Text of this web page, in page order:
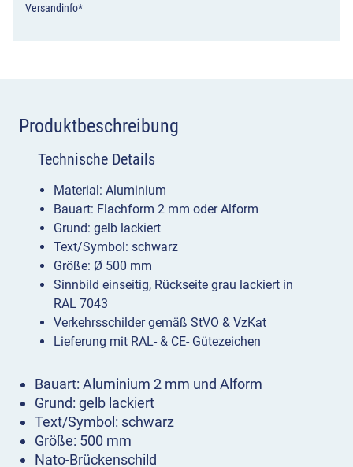
Versandinfo*
Produktbeschreibung
Bauart: Aluminium 2 mm und Alform
Grund: gelb lackiert
Text/Symbol: schwarz
Größe: 500 mm
Nato-Brückenschild
Technische Details
Material: Aluminium
Bauart: Flachform 2 mm oder Alform
Grund: gelb lackiert
Text/Symbol: schwarz
Größe: Ø 500 mm
Sinnbild einseitig, Rückseite grau lackiert in
RAL 7043
Verkehrsschilder gemäß StVO & VzKat
Lieferung mit RAL- & CE- Gütezeichen